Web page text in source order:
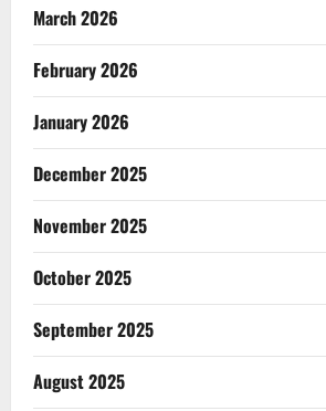
March 2026
February 2026
January 2026
December 2025
November 2025
October 2025
September 2025
August 2025